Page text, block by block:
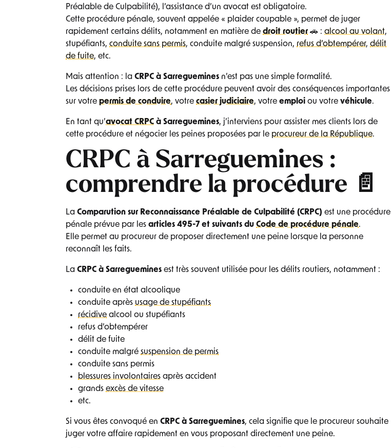
Préalable de Culpabilité), l’assistance d’un avocat est obligatoire.
Cette procédure pénale, souvent appelée « plaider coupable », permet de juger
rapidement certains délits, notamment en matière de droit routier 🚗 : alcool au volant,
stupéfiants, conduite sans permis, conduite malgré suspension, refus d’obtempérer, délit
de fuite, etc.
Mais attention : la CRPC à Sarreguemines n’est pas une simple formalité.
Les décisions prises lors de cette procédure peuvent avoir des conséquences importantes
sur votre permis de conduire, votre casier judiciaire, votre emploi ou votre véhicule.
En tant qu’avocat CRPC à Sarreguemines, j’interviens pour assister mes clients lors de
cette procédure et négocier les peines proposées par le procureur de la République.
CRPC à Sarreguemines :
comprendre la procédure 📄
La Comparution sur Reconnaissance Préalable de Culpabilité (CRPC) est une procédure
pénale prévue par les articles 495-7 et suivants du Code de procédure pénale.
Elle permet au procureur de proposer directement une peine lorsque la personne
reconnaît les faits.
La CRPC à Sarreguemines est très souvent utilisée pour les délits routiers, notamment :
conduite en état alcoolique
conduite après usage de stupéfiants
récidive alcool ou stupéfiants
refus d’obtempérer
délit de fuite
conduite malgré suspension de permis
conduite sans permis
blessures involontaires après accident
grands excès de vitesse
etc.
Si vous êtes convoqué en CRPC à Sarreguemines, cela signifie que le procureur souhaite
juger votre affaire rapidement en vous proposant directement une peine.